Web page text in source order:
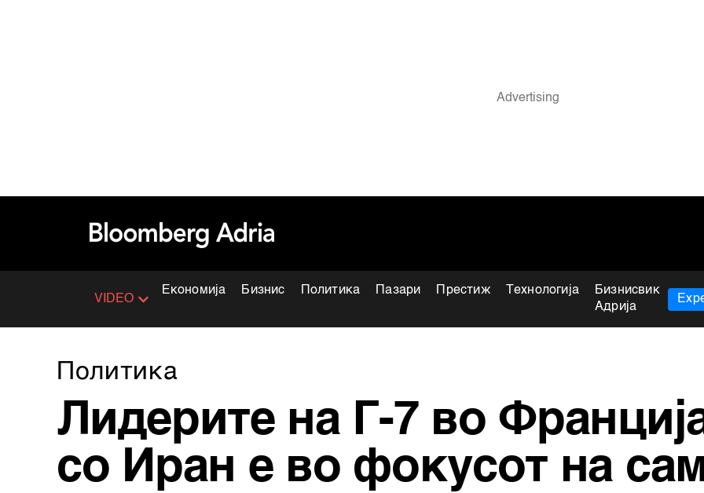
VIDEO
Економија Бизнис Политика Пазари Престиж Технологија
Бизнисвик
Адрија
Политика
Лидерите на Г-7 во
со Иран е во фокусот на